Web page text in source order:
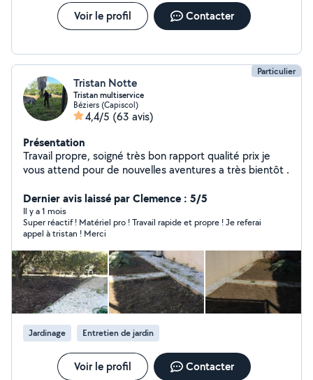
Voir le profil Contacter
Particulier
Tristan Notte
Tristan multiservice
Béziers (Capiscol)
4,4/5 (63 avis)
Présentation
Travail propre, soigné très bon rapport qualité prix je
vous attend pour de nouvelles aventures a très bientôt .
Dernier avis laissé par Clemence : 5/5
Il y a 1 mois
Super réactif ! Matériel pro ! Travail rapide et propre ! Je referai
appel à tristan ! Merci
Jardinage Entretien de jardin
Voir le profil Contacter